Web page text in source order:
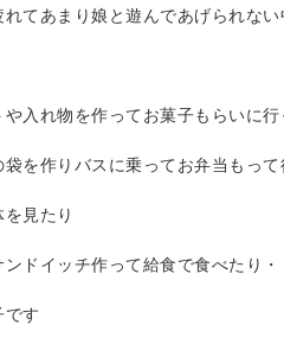
てあまり娘と遊んであげられない
入れ物を作ってお菓子もらいに行
を作りバスに乗ってお弁当もって
見たり
ドイッチ作って給食で食べたり・
です